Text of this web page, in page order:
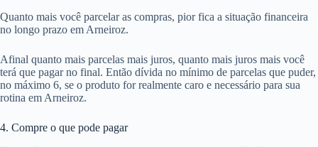
Quanto mais você parcelar as compras, pior fica a situação financeira
no longo prazo em Arneiroz.
Afinal quanto mais parcelas mais juros, quanto mais juros mais você
terá que pagar no final. Então dívida no mínimo de parcelas que puder,
no máximo 6, se o produto for realmente caro e necessário para sua
rotina em Arneiroz.
4. Compre o que pode pagar